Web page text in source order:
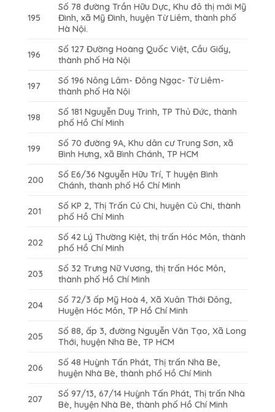
195
Số 78 đường Trần Hữu Dực, Khu đô thị mới Mỹ
Đình, xã Mỹ Đình, huyện Từ Liêm, thành phố
Hà Nội.
196
Số 127 Đường Hoàng Quốc Việt, Cầu Giấy,
thành phố Hà Nội
197
Số 196 Nông Lâm- Đông Ngạc- Từ Liêm-
thành phố Hà Nội
198
Số 181 Nguyễn Duy Trinh, TP Thủ Đức, thành
phố Hồ Chí Minh
199
Số 70 đường 9A, Khu dân cư Trung Sơn, xã
Bình Hưng, xã Bình Chánh, TP HCM
200
Số E6/36 Nguyễn Hữu Trí, T huyện Bình
Chánh, thành phố Hồ Chí Minh
201
Số KP 2, Thị Trấn Củ Chi, huyện Củ Chi, thành
phố Hồ Chí Minh
202
Số 42 Lý Thường Kiệt, thị trấn Hóc Môn, thành
phố Hồ Chí Minh
203
Số 32 Trưng Nữ Vương, thị trấn Hóc Môn,
thành phố Hồ Chí Minh
204
Số 72/3 ấp Mỹ Hoà 4, Xã Xuân Thới Đông,
Huyện Hóc Môn, TP Hồ Chí Minh
205
Số 88, ấp 3, đường Nguyễn Văn Tạo, Xã Long
Thới, huyện Nhà Bè, TP HCM
206
Số 48 Huỳnh Tấn Phát, Thị trấn Nhà Bè,
huyện Nhà Bè, thành phố Hồ Chí Minh
207
Số 97/13, 67/14 Huỳnh Tấn Phát, Thị trấn Nhà
Bè, huyện Nhà Bè, thành phố Hồ Chí Minh